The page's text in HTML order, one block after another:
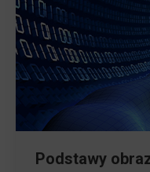
Podstawy